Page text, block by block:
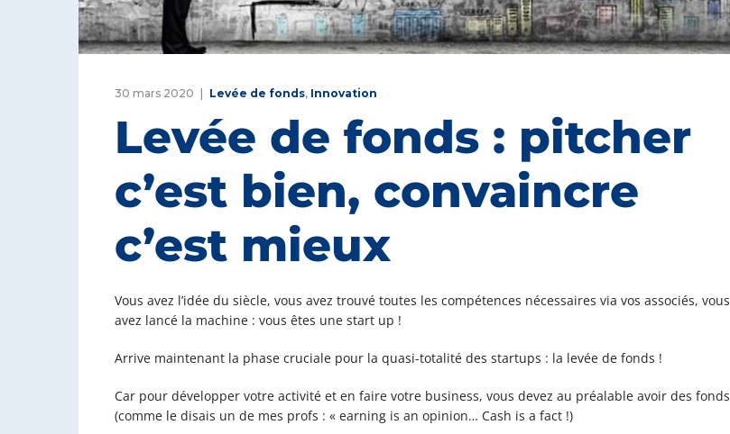
30 mars 2020 Levée de fonds, Innovation
Levée de fonds : pitcher
c’est bien, convaincre
c’est mieux
Vous avez l’idée du siècle, vous avez trouvé toutes les compétences nécessaires via vos associés, vous
avez lancé la machine : vous êtes une start up !
Arrive maintenant la phase cruciale pour la quasi-totalité des startups : la levée de fonds !
Car pour développer votre activité et en faire votre business, vous devez au préalable avoir des fonds
(comme le disais un de mes profs : « earning is an opinion… Cash is a fact !)